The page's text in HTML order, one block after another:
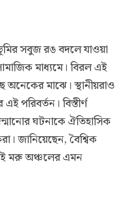
সবুজ রঙ বদলে যাওয়া
মাধ্যমে। বিরল এই
অনেকের মাঝে। স্থানীয়রাও
পরিবর্তন। বিস্তীর্ণ
ঘটনাকে ঐতিহাসিক
জানিয়েছেন, বৈশ্বিক
মরু অঞ্চলের এমন